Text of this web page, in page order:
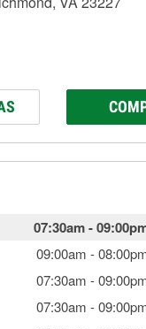
07:30am-
09:00am -
07:30am -
07:30am -